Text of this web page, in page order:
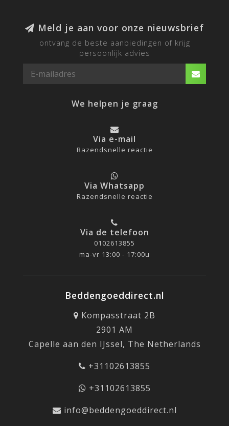
Meld je aan voor onze nieuwsbrief
ontvang de beste aanbiedingen of krijg
persoonlijk advies
We helpen je graag
Via e-mail
Razendsnelle reactie
Via Whatsapp
Razendsnelle reactie
Via de telefoon
0102613855
ma-vr 13:00 - 17:00u
Beddengoeddirect.nl
Kompasstraat 2B
2901 AM
Capelle aan den IJssel, The Netherlands
+31102613855
+31102613855
info@beddengoeddirect.nl